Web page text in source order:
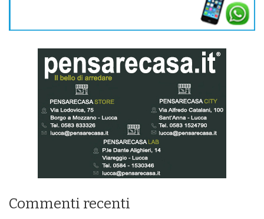
Commenti recenti